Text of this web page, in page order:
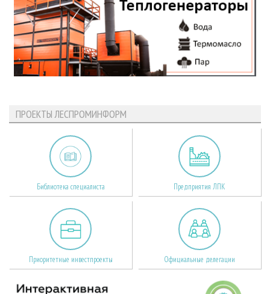
ПРОЕКТЫ ЛЕСПРОМИНФОРМ
Библиотека специалиста Предприятия ЛПК
Приоритетные инвестпроекты Официальные делегации